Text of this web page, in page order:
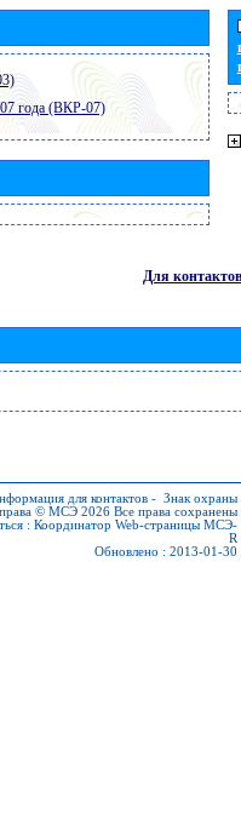
года (ВКР-07)
Для контактов
для контактов - Знак охраны
права © МСЭ 2026 Все права сохранены
: Координатор Web-страницы МСЭ-
R
Обновлено : 2013-01-30